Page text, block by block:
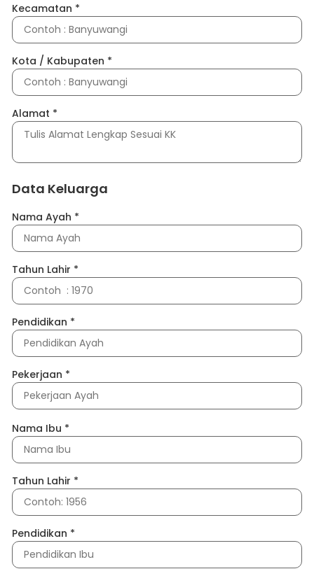
Kecamatan *
Kota / Kabupaten *
Alamat *
Data Keluarga
Nama Ayah *
Tahun Lahir *
Pendidikan *
Pekerjaan *
Nama Ibu *
Tahun Lahir *
Pendidikan *